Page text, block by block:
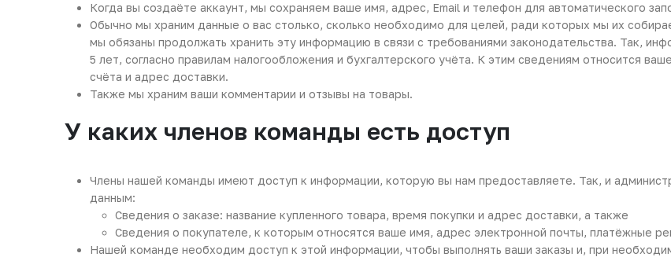
Когда вы создаёте аккаунт, мы сохраняем ваше имя, адрес, Email и телефон для автоматического
Обычно мы храним данные о вас столько, сколько необходимо для целей, ради которых мы их
мы обязаны продолжать хранить эту информацию в связи с требованиями законодательства. Так,
5 лет, согласно правилам налогообложения и бухгалтерского учёта. К этим сведениям относится
счёта и адрес доставки.
Также мы храним ваши комментарии и отзывы на товары.
У каких членов команды есть доступ
Члены нашей команды имеют доступ к информации, которую вы нам предоставляете. Так, и
данным:
Сведения о заказе: название купленного товара, время покупки и адрес доставки, а также
Сведения о покупателе, к которым относятся ваше имя, адрес электронной почты, платёжные
Нашей команде необходим доступ к этой информации, чтобы выполнять ваши заказы и, при